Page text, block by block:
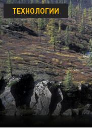
ТЕХНОЛОГИИ